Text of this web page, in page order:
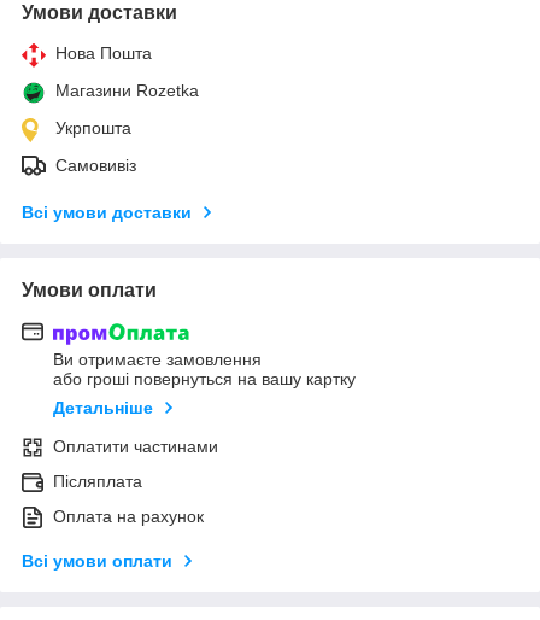
Умови доставки
Нова Пошта
Магазини Rozetka
Укрпошта
Самовивіз
Всі умови доставки
Умови оплати
Ви отримаєте замовлення
або гроші повернуться на вашу картку
Детальніше
Оплатити частинами
Післяплата
Оплата на рахунок
Всі умови оплати